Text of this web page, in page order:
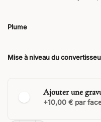
Plume
Mise à niveau du
Ajouter une
+10,00 € par